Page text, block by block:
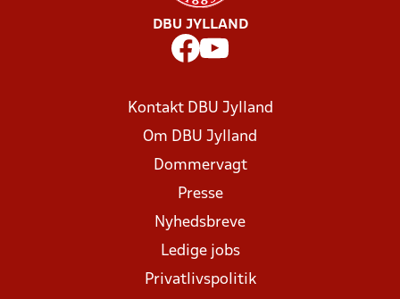
DBU JYLLAND
Kontakt DBU Jylland
Om DBU Jylland
Dommervagt
Presse
Nyhedsbreve
Ledige jobs
Privatlivspolitik